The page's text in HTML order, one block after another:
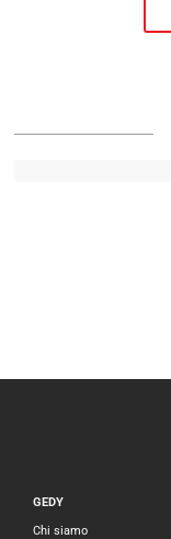
GEDY
Chi siamo